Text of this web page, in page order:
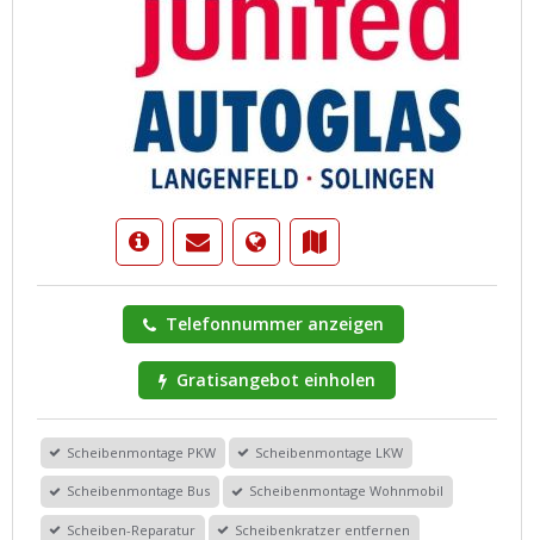
Telefonnummer anzeigen
Gratisangebot einholen
Scheibenmontage PKW Scheibenmontage LKW
Scheibenmontage Bus Scheibenmontage Wohnmobil
Scheiben-Reparatur Scheibenkratzer entfernen